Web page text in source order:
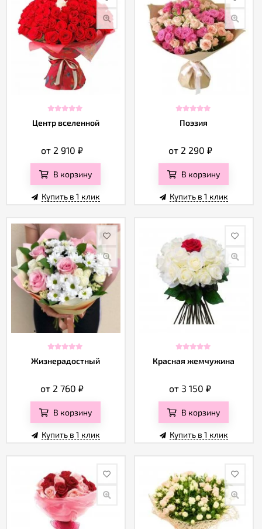
Центр вселенной
от 2 910₽
В корзину
Купить в 1 клик
Поэзия
от 2 290 ₽
В корзину
Купить в 1 клик
Жизнерадостный
от 2 760₽
В корзину
Купить в 1 клик
Красная жемчужина
от 3 150₽
В корзину
Купить в 1 клик